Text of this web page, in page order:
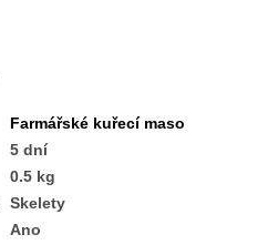
Farmářské kuřecí maso
5 dní
0.5 kg
Skelety
Ano